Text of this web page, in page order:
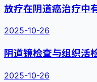
放疗在阴道癌治疗中
2025-10-26
阴道镜检查与组织活
2025-10-26